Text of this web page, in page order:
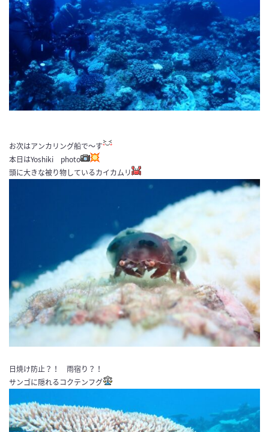
お次はアンカリング船で～す
本日はYoshiki photo
頭に大きな被り物しているカイカムリ
日焼け防止？！ 雨宿り？！
サンゴに隠れるコクテンフグ